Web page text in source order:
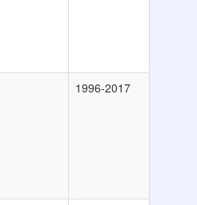
1996-2017